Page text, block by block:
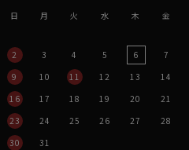
日 月 火 水 木 金
2
3 4 5 6 7
9
10 11 12 13 14
16
17 18 19 20 21
23
24 25 26 27 28
30
31